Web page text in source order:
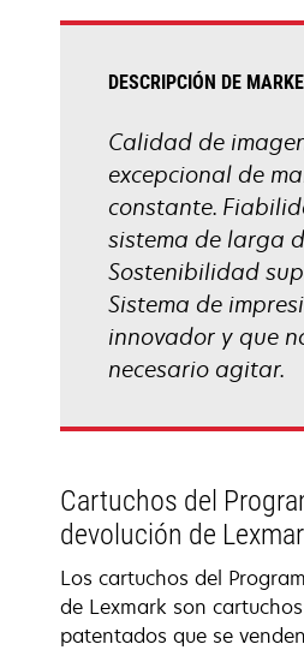
DESCRIPCIÓN DE
Calidad de
excepcional de
constante.
sistema de larga
Sostenibilidad
Sistema de
innovador y que
necesario agitar.
Cartuchos del
devolución de
Los cartuchos del
de Lexmark son
patentados que se